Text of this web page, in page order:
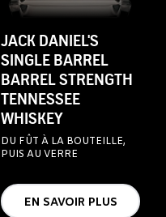
JACK DANIEL'S
SINGLE BARREL
BARREL STRENGTH
TENNESSEE
WHISKEY
DU FÛT À LA BOUTEILLE,
PUIS AU VERRE
EN SAVOIR PLUS